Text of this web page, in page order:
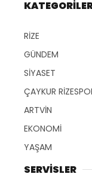
RİZE
GÜNDEM
SİYASET
ÇAYKUR
ARTVİN
EKONOMİ
YAŞAM
SERVİSLER